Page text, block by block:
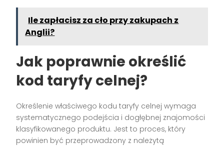
Ile zapłacisz za cło przy zakupach z
Anglii?
Jak poprawnie określić
kod taryfy celnej?
Określenie właściwego kodu taryfy celnej wymaga
systematycznego podejścia i dogłębnej znajomości
klasyfikowanego produktu. Jest to proces, który
powinien być przeprowadzony z należytą